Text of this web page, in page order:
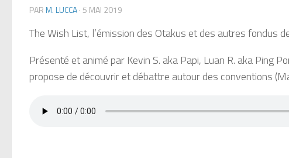
PARM. LUCCA· 5 MAI 2019
The Wish List, l’émission des Otakus et des autres fondus
Présenté et animé par Kevin S. aka Papi, Luan R. aka Ping
propose de découvrir et débattre autour des conventions